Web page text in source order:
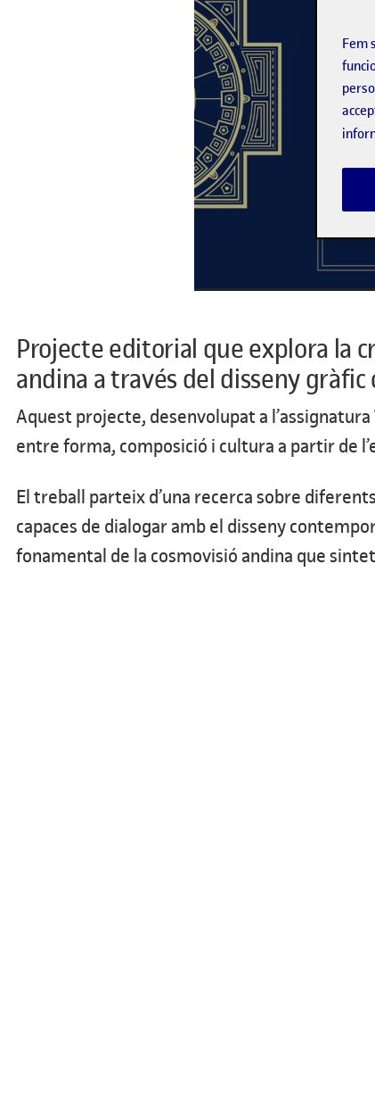
Projecte editorial que explora la
andina a través del disseny
Aquest projecte, desenvolupat a l’assignatura
entre forma, composició i cultura a partir de
El treball parteix d’una recerca sobre
capaces de dialogar amb el disseny
fonamental de la cosmovisió andina que
Fem